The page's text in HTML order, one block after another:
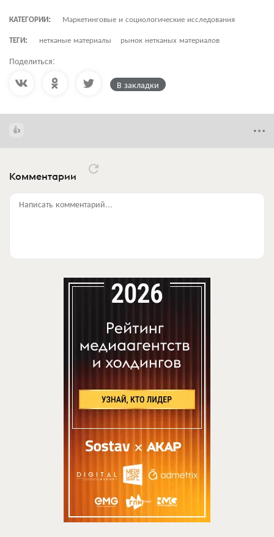
КАТЕГОРИИ:
Маркетинговые и социологические исследования
ТЕГИ:
нетканые материалы рынок нетканых материалов
Поделиться:
В закладки
Комментарии
Написать комментарий...